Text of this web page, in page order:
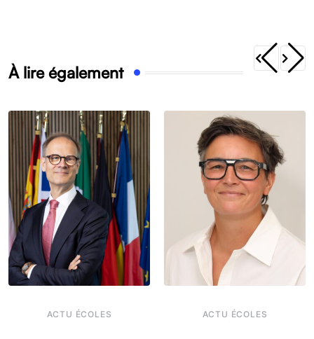
À lire également
ACTU ÉCOLES ACTU ÉCOLES